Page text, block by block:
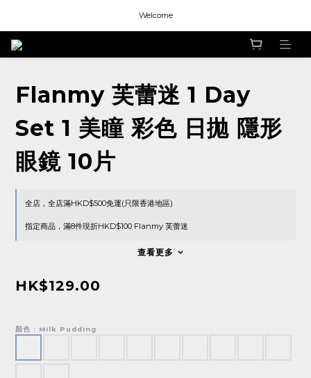
Welcome
Welcome
Flanmy 芙蕾迷 1 Day
Set 1 美瞳 彩色 日拋 隱形
眼鏡 10片
全店，全店滿HKD$500免運(只限香港地區)
指定商品，滿8件現折HKD$100 Flanmy 芙蕾迷
查看更多
HK$129.00
顏色 : Milk Pudding